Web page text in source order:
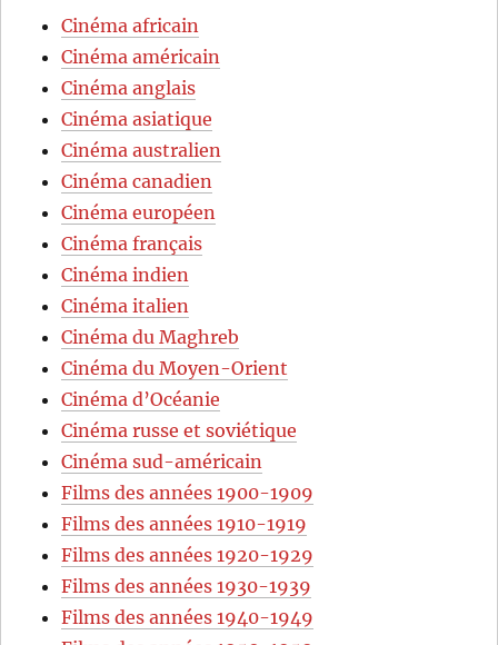
Cinéma africain
Cinéma américain
Cinéma anglais
Cinéma asiatique
Cinéma australien
Cinéma canadien
Cinéma européen
Cinéma français
Cinéma indien
Cinéma italien
Cinéma du Maghreb
Cinéma du Moyen-Orient
Cinéma d’Océanie
Cinéma russe et soviétique
Cinéma sud-américain
Films des années 1900-1909
Films des années 1910-1919
Films des années 1920-1929
Films des années 1930-1939
Films des années 1940-1949